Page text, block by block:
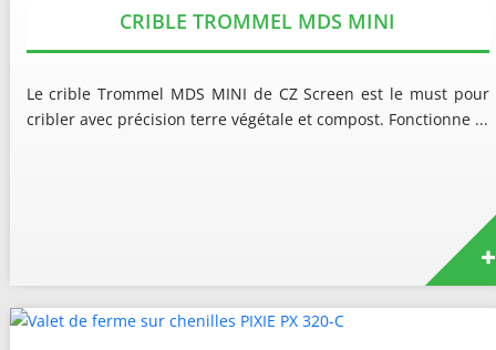
CRIBLE TROMMEL MDS MINI
Le crible Trommel MDS MINI de CZ Screen est le must pour
cribler avec précision terre végétale et compost. Fonctionne ...